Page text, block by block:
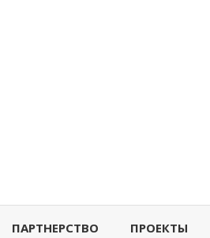
ПАРТНЕРСТВО
ПРОЕКТЫ